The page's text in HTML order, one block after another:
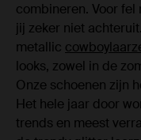
combineren. Voor fel
jij zeker niet
metallic
looks, zowel in de
Onze schoenen zijn
Het hele jaar door
trends en meest